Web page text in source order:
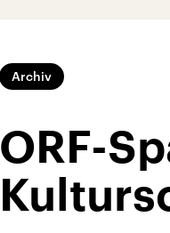
Archiv
ORF-